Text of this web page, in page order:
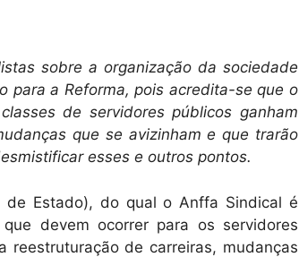
sobre a organização da sociedade
para a Reforma, pois acredita-se que o
de servidores públicos ganham
que se avizinham e que trarão
esses e outros pontos.
de Estado), do qual o Anffa Sindical é
devem ocorrer para os servidores
de carreiras, mudanças